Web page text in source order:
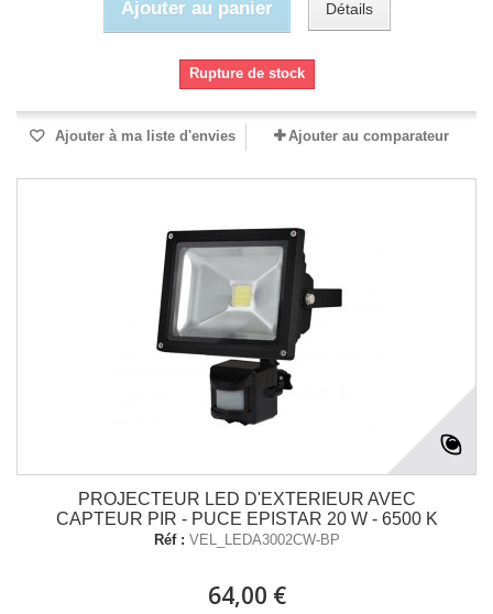
Ajouter au panier Détails
Rupture de stock
Ajouter à ma liste d'envies Ajouter au comparateur
PROJECTEUR LED D'EXTERIEUR AVEC
CAPTEUR PIR - PUCE EPISTAR 20 W - 6500 K
Réf : VEL_LEDA3002CW-BP
64,00 €